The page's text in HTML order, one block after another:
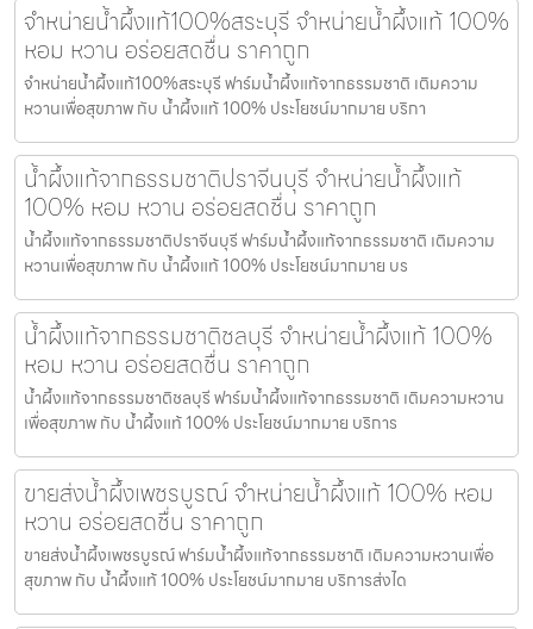
จำหน่ายน้ำผึ้งแท้100%สระบุรี จำหน่ายน้ำผึ้งแท้ 100%
หอม หวาน อร่อยสดชื่น ราคาถูก
จำหน่ายน้ำผึ้งแท้100%สระบุรี ฟาร์มน้ำผึ้งแท้จากธรรมชาติ เติมความ
หวานเพื่อสุขภาพ กับ น้ำผึ้งแท้ 100% ประโยชน์มากมาย บริกา
น้ำผึ้งแท้จากธรรมชาติปราจีนบุรี จำหน่ายน้ำผึ้งแท้
100% หอม หวาน อร่อยสดชื่น ราคาถูก
น้ำผึ้งแท้จากธรรมชาติปราจีนบุรี ฟาร์มน้ำผึ้งแท้จากธรรมชาติ เติมความ
หวานเพื่อสุขภาพ กับ น้ำผึ้งแท้ 100% ประโยชน์มากมาย บร
น้ำผึ้งแท้จากธรรมชาติชลบุรี จำหน่ายน้ำผึ้งแท้ 100%
หอม หวาน อร่อยสดชื่น ราคาถูก
น้ำผึ้งแท้จากธรรมชาติชลบุรี ฟาร์มน้ำผึ้งแท้จากธรรมชาติ เติมความหวาน
เพื่อสุขภาพ กับ น้ำผึ้งแท้ 100% ประโยชน์มากมาย บริการ
ขายส่งน้ำผึ้งเพชรบูรณ์ จำหน่ายน้ำผึ้งแท้ 100% หอม
หวาน อร่อยสดชื่น ราคาถูก
ขายส่งน้ำผึ้งเพชรบูรณ์ ฟาร์มน้ำผึ้งแท้จากธรรมชาติ เติมความหวานเพื่อ
สุขภาพ กับ น้ำผึ้งแท้ 100% ประโยชน์มากมาย บริการส่งได